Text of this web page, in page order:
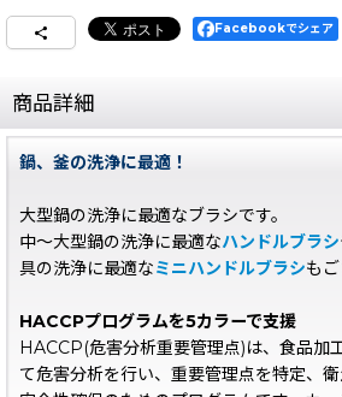
Facebookでシェア
商品詳細
鍋、釜の洗浄に最適！
大型鍋の洗浄に最適なブラシです。
中〜大型鍋の洗浄に最適なハンドルブラシ
具の洗浄に最適なミニハンドルブラシもご
HACCPプログラムを5カラーで支援
HACCP(危害分析重要管理点)は、食品加
て危害分析を行い、重要管理点を特定、